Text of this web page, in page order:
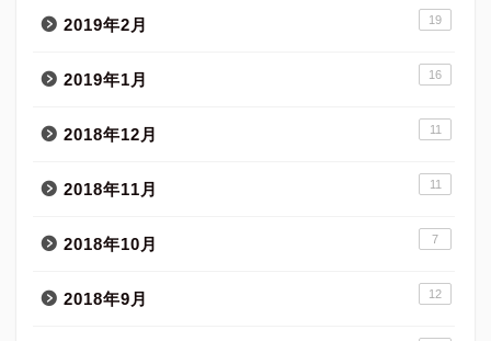
2019年2月 19
2019年1月 16
2018年12月 11
2018年11月 11
2018年10月 7
2018年9月 12